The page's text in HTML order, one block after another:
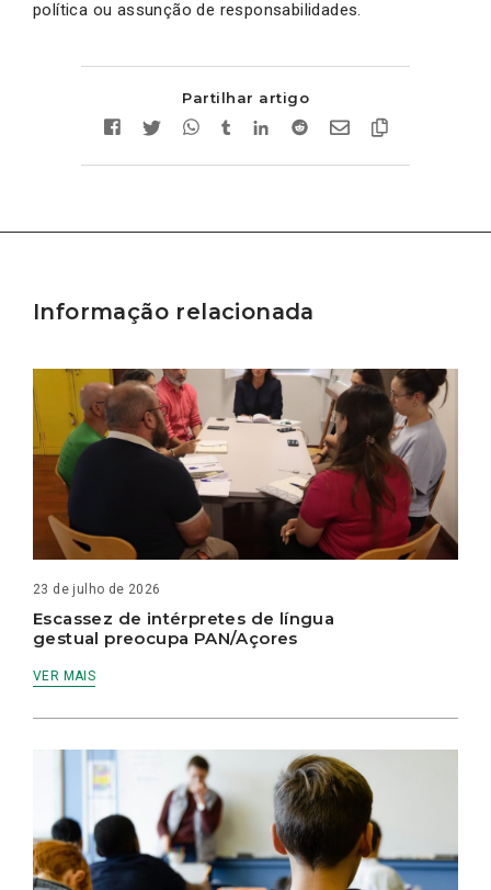
política ou assunção de responsabilidades.
Partilhar artigo
Informação relacionada
23 de julho de 2026
Escassez de intérpretes de língua
gestual preocupa PAN/Açores
VER MAIS